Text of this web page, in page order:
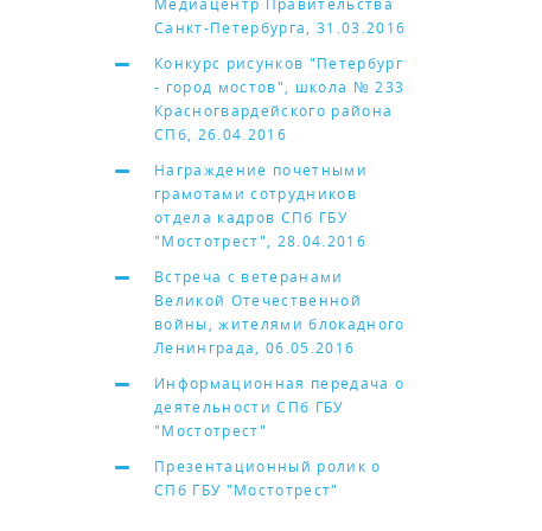
Санкт-Петербурга, 31.03.2016
Конкурс рисунков "Петербург
- город мостов", школа № 233
Красногвардейского района
СПб, 26.04.2016
Награждение почетными
грамотами сотрудников
отдела кадров СПб ГБУ
"Мостотрест", 28.04.2016
Встреча с ветеранами
Великой Отечественной
войны, жителями блокадного
Ленинграда, 06.05.2016
Информационная передача о
деятельности СПб ГБУ
"Мостотрест"
Презентационный ролик о
СПб ГБУ "Мостотрест"